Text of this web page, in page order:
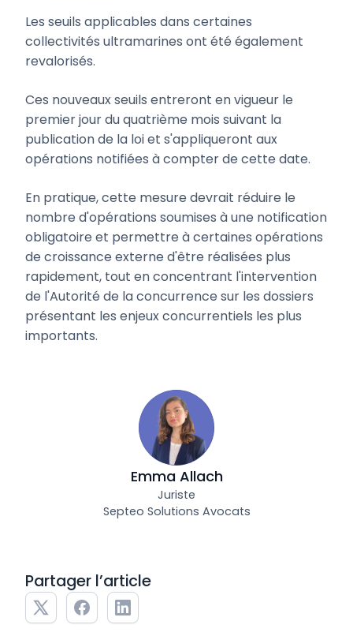
Partager l’article
Les seuils applicables dans certaines
collectivités ultramarines ont été également
revalorisés.
Ces nouveaux seuils entreront en vigueur le
premier jour du quatrième mois suivant la
publication de la loi et s'appliqueront aux
opérations notifiées à compter de cette date.
En pratique, cette mesure devrait réduire le
nombre d'opérations soumises à une notification
obligatoire et permettre à certaines opérations
de croissance externe d'être réalisées plus
rapidement, tout en concentrant l'intervention
de l'Autorité de la concurrence sur les dossiers
présentant les enjeux concurrentiels les plus
importants.
Emma Allach
Juriste
Septeo Solutions Avocats